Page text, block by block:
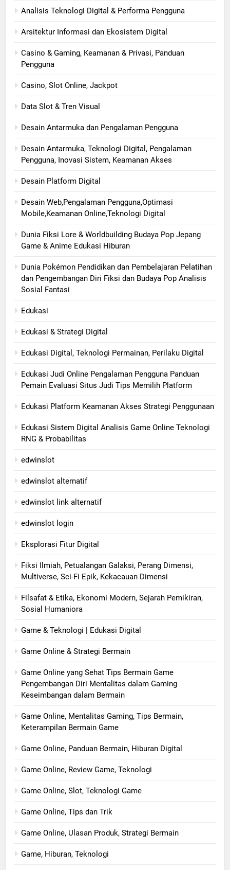
Analisis Teknologi Digital & Performa Pengguna
Arsitektur Informasi dan Ekosistem Digital
Casino & Gaming, Keamanan & Privasi, Panduan
Pengguna
Casino, Slot Online, Jackpot
Data Slot & Tren Visual
Desain Antarmuka dan Pengalaman Pengguna
Desain Antarmuka, Teknologi Digital, Pengalaman
Pengguna, Inovasi Sistem, Keamanan Akses
Desain Platform Digital
Desain Web,Pengalaman Pengguna,Optimasi
Mobile,Keamanan Online,Teknologi Digital
Dunia Fiksi Lore & Worldbuilding Budaya Pop Jepang
Game & Anime Edukasi Hiburan
Dunia Pokémon Pendidikan dan Pembelajaran Pelatihan
dan Pengembangan Diri Fiksi dan Budaya Pop Analisis
Sosial Fantasi
Edukasi
Edukasi & Strategi Digital
Edukasi Digital, Teknologi Permainan, Perilaku Digital
Edukasi Judi Online Pengalaman Pengguna Panduan
Pemain Evaluasi Situs Judi Tips Memilih Platform
Edukasi Platform Keamanan Akses Strategi Penggunaan
Edukasi Sistem Digital Analisis Game Online Teknologi
RNG & Probabilitas
edwinslot
edwinslot alternatif
edwinslot link alternatif
edwinslot login
Eksplorasi Fitur Digital
Fiksi Ilmiah, Petualangan Galaksi, Perang Dimensi,
Multiverse, Sci-Fi Epik, Kekacauan Dimensi
Filsafat & Etika, Ekonomi Modern, Sejarah Pemikiran,
Sosial Humaniora
Game & Teknologi | Edukasi Digital
Game Online & Strategi Bermain
Game Online yang Sehat Tips Bermain Game
Pengembangan Diri Mentalitas dalam Gaming
Keseimbangan dalam Bermain
Game Online, Mentalitas Gaming, Tips Bermain,
Keterampilan Bermain Game
Game Online, Panduan Bermain, Hiburan Digital
Game Online, Review Game, Teknologi
Game Online, Slot, Teknologi Game
Game Online, Tips dan Trik
Game Online, Ulasan Produk, Strategi Bermain
Game, Hiburan, Teknologi